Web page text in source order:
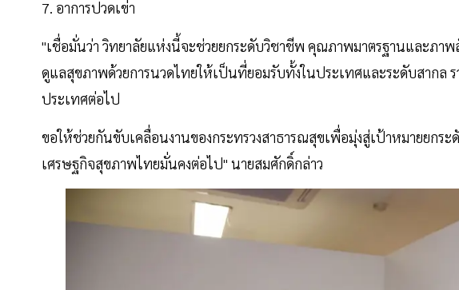
7. อาการปวดเข่า
"เชื่อมั่นว่า วิทยาลัยแห่งนี้จะช่วยยกระดับวิชาชีพ คุณภาพมาตรฐานและภาพ
ดูแลสุขภาพด้วยการนวดไทยให้เป็นที่ยอมรับทั้งในประเทศและระดับสากล
ประเทศต่อไป
ขอให้ช่วยกันขับเคลื่อนงานของกระทรวงสาธารณสุขเพื่อมุ่งสู่เป้าหมายยกร
เศรษฐกิจสุขภาพไทยมั่นคงต่อไป" นายสมศักดิ์กล่าว